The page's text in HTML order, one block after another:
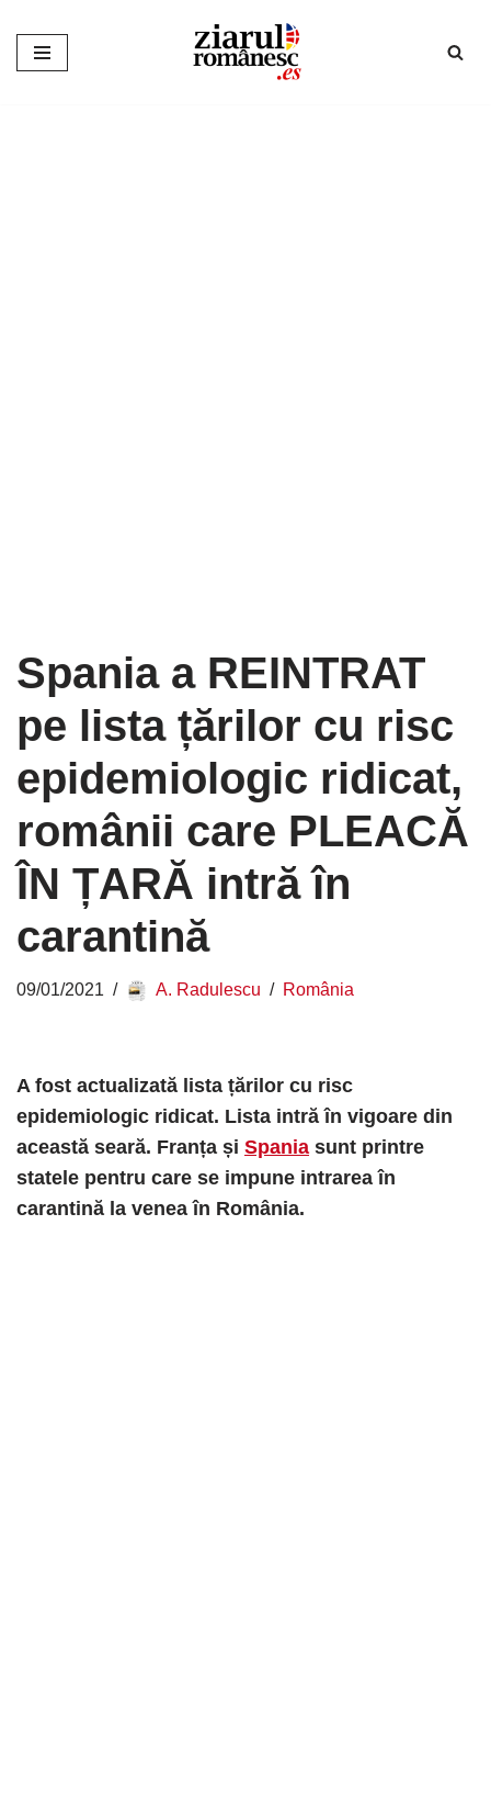
Sari
Spania a REINTRAT
pe lista țărilor cu risc
epidemiologic ridicat,
românii care PLEACĂ
ÎN ȚARĂ intră în
carantină
09/01/2021 A. Radulescu România
A fost actualizată lista țărilor cu risc
epidemiologic ridicat. Lista intră în vigoare din
această seară. Franța și Spania sunt printre
statele pentru care se impune intrarea în
carantină la venea în România.